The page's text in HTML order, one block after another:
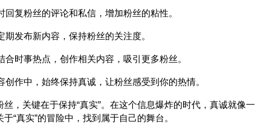
回复粉丝的评论和私信，增加粉丝的粘性。
期发布新内容，保持粉丝的关注度。
合时事热点，创作相关内容，吸引更多粉丝。
创作中，始终保持真诚，让粉丝感受到你的热情。
，关键在于保持“真实”。在这个信息爆炸的时代，真诚就像
“真实”的冒险中，找到属于自己的舞台。